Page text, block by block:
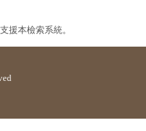
援本檢索系統。